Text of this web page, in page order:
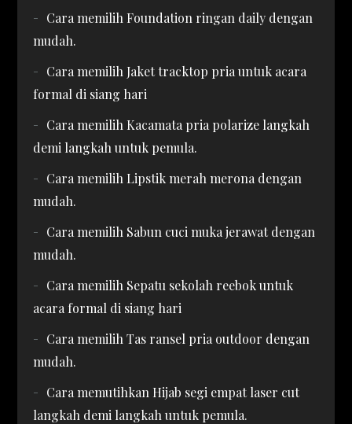
Cara memilih Foundation ringan daily dengan
mudah.
Cara memilih Jaket tracktop pria untuk acara
formal di siang hari
Cara memilih Kacamata pria polarize langkah
demi langkah untuk pemula.
Cara memilih Lipstik merah merona dengan
mudah.
Cara memilih Sabun cuci muka jerawat dengan
mudah.
Cara memilih Sepatu sekolah reebok untuk
acara formal di siang hari
Cara memilih Tas ransel pria outdoor dengan
mudah.
Cara memutihkan Hijab segi empat laser cut
langkah demi langkah untuk pemula.